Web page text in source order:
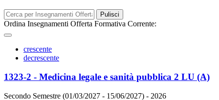
Pulisci
Ordina Insegnamenti Offerta Formativa Corrente:
crescente
decrescente
1323-2 - Medicina legale e sanità pubblica 2 LU (A)
Secondo Semestre (01/03/2027 - 15/06/2027) - 2026